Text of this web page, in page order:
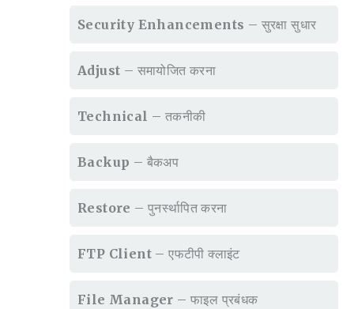
Security Enhancements – सुरक्षा सुधार
Adjust – समायोजित करना
Technical – तकनीकी
Backup – बैकअप
Restore – पुनर्स्थापित करना
FTP Client – एफटीपी क्लाइंट
File Manager – फाइल प्रबंधक